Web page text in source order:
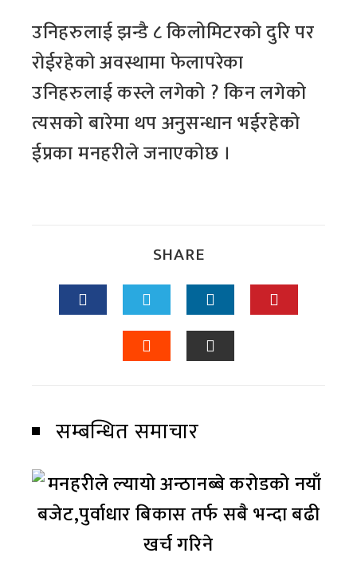
उनिहरुलाई झन्डै ८ किलोमिटरको दुरि पर
रोईरहेको अवस्थामा फेलापरेका
उनिहरुलाई कस्ले लगेको ? किन लगेको
त्यसको बारेमा थप अनुसन्धान भईरहेको
ईप्रका मनहरीले जनाएकोछ ।
SHARE
सम्बन्धित समाचार